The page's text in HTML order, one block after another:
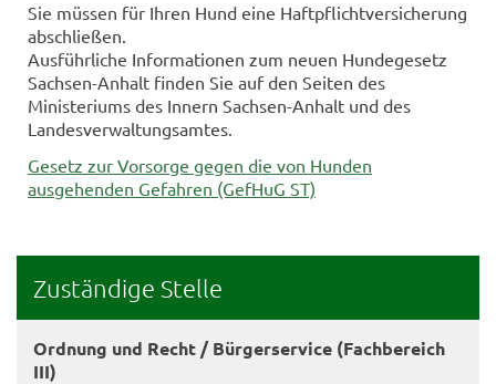
Sie müssen für Ihren Hund eine Haftpflichtversicherung
abschließen.
Ausführliche Informationen zum neuen Hundegesetz
Sachsen-Anhalt finden Sie auf den Seiten des
Ministeriums des Innern Sachsen-Anhalt und des
Landesverwaltungsamtes.
Gesetz zur Vorsorge gegen die von Hunden
ausgehenden Gefahren (GefHuG ST)
Zuständige Stelle
Ordnung und Recht / Bürgerservice (Fachbereich
III)